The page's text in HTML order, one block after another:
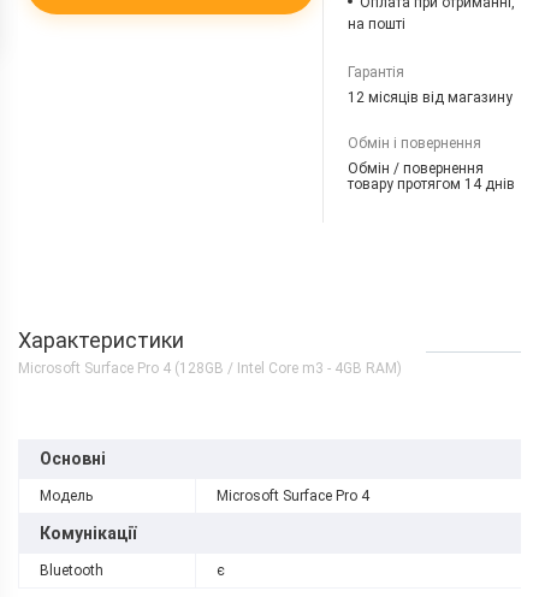
на пошті
Гарантія
12 місяців від магазину
Обмін і повернення
Обмін / повернення
товару протягом 14 днів
Характеристики
Microsoft Surface Pro 4 (128GB / Intel Core m3 - 4GB RAM)
Основні
Модель Microsoft Surface Pro 4
Комунікації
Bluetooth є